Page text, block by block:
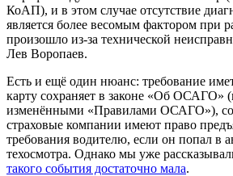
КоАП), и в этом случае отсутствие
является более весомым фактором при
произошло из-за технической
Лев Воропаев.
Есть и ещё один нюанс: требование
карту сохраняет в законе «Об ОСАГО»
изменёнными «Правилами ОСАГО»),
страховые компании имеют право
требования водителю, если он попал в
техосмотра. Однако мы уже
такого события достаточно мала.